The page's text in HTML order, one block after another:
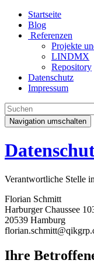
Startseite
Blog
Referenzen
Projekte
LINDMX
Repository
Datenschutz
Impressum
Navigation umschalten
Verantwortliche Stelle
Florian Schmitt
Harburger Chaussee
20539 Hamburg
Ihre